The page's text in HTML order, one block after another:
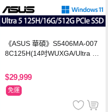
《ASUS 華碩》S5406MA-007
8C125H(14吋WUXGA/Ultra 5
n11/二年保)
$29,999
免運